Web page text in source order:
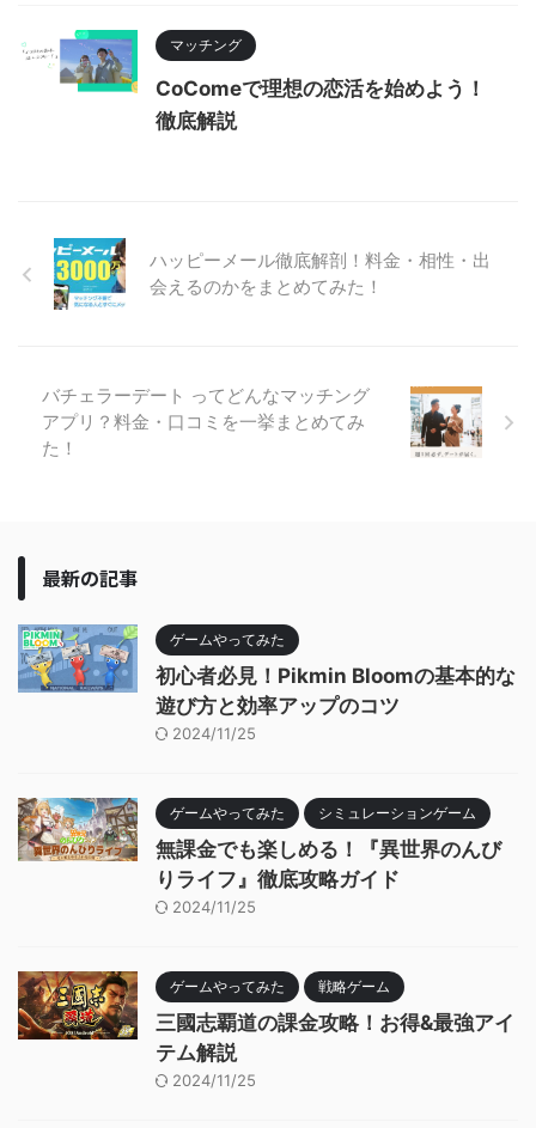
マッチング
CoComeで理想の恋活を始めよう！
徹底解説
ハッピーメール徹底解剖！料金・相性・出
会えるのかをまとめてみた！
バチェラーデート ってどんなマッチング
アプリ？料金・口コミを一挙まとめてみ
た！
最新の記事
ゲームやってみた
初心者必見！Pikmin Bloomの基本的な
遊び方と効率アップのコツ
2024/11/25
ゲームやってみた シミュレーションゲーム
無課金でも楽しめる！『異世界のんび
りライフ』徹底攻略ガイド
2024/11/25
ゲームやってみた 戦略ゲーム
三國志覇道の課金攻略！お得&最強アイ
テム解説
2024/11/25